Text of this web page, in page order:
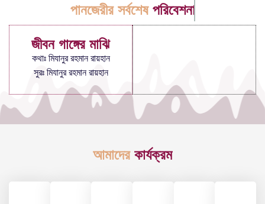
পানজেরীর সর্বশেষ পরিবেশনা
জীবন গাঙ্গের মাঝি
কথাঃ মিযানুর রহমান রায়হান
সুরঃ মিযানুর রহমান রায়হান
আমাদের কার্যক্রম